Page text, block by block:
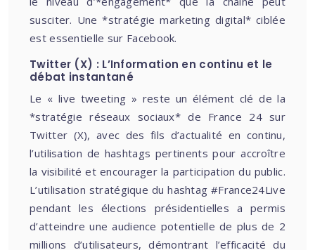
susciter. Une *stratégie marketing digital* ciblée
est essentielle sur Facebook.
Twitter (X) : L’Information en continu et le
débat instantané
Le « live tweeting » reste un élément clé de la
*stratégie réseaux sociaux* de France 24 sur
Twitter (X), avec des fils d’actualité en continu,
l’utilisation de hashtags pertinents pour accroître
la visibilité et encourager la participation du public.
L’utilisation stratégique du hashtag #France24Live
pendant les élections présidentielles a permis
d’atteindre une audience potentielle de plus de 2
millions d’utilisateurs, démontrant l’efficacité du